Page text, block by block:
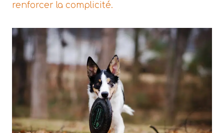
renforcer la complicité.